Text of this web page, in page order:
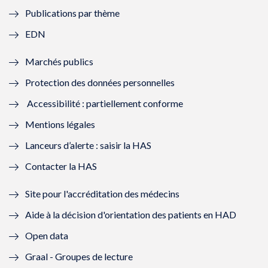
f
n
ê
t
r
e
)
e
n
ê
r
)
ê
t
e
ê
)
Publications par thème
EDN
Marchés publics
Protection des données personnelles
Accessibilité : partiellement conforme
Mentions légales
Lanceurs d’alerte : saisir la HAS
Contacter la HAS
Site pour l'accréditation des médecins
Aide à la décision d'orientation des patients en HAD
Open data
Graal - Groupes de lecture